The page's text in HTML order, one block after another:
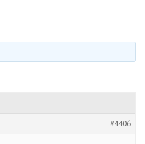
#4406